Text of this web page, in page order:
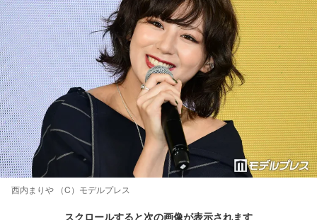
西内まりや （C）モデルプレス
スクロールすると次の画像が表示されます